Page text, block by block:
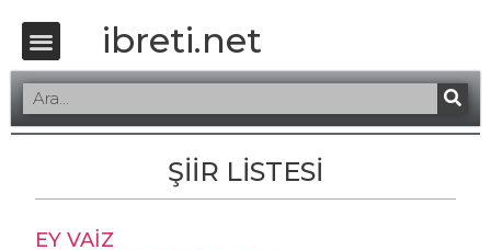
ibreti.net
ŞİİR LİSTESİ
EY VAİZ